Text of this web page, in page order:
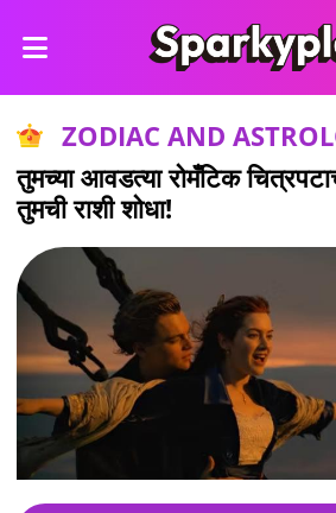
ZODIAC AND
तुमच्या आवडत्या रोमँटिक
तुमची राशी शोधा!